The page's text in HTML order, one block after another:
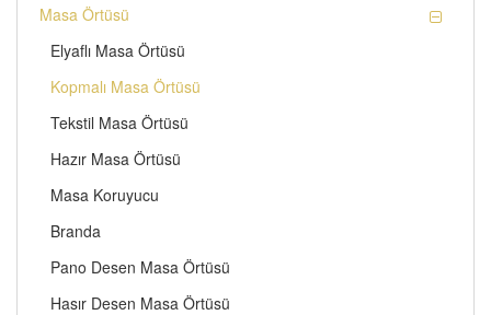
Masa Örtüsü
Elyaflı Masa Örtüsü
Kopmalı Masa Örtüsü
Tekstil Masa Örtüsü
Hazır Masa Örtüsü
Masa Koruyucu
Branda
Pano Desen Masa Örtüsü
Hasır Desen Masa Örtüsü